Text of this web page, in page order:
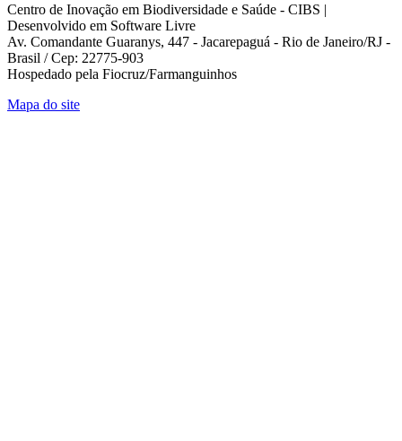
Centro de Inovação em Biodiversidade e Saúde - CIBS |
Desenvolvido em Software Livre
Av. Comandante Guaranys, 447 - Jacarepaguá - Rio de Janeiro/RJ -
Brasil / Cep: 22775-903
Hospedado pela Fiocruz/Farmanguinhos
Mapa do site